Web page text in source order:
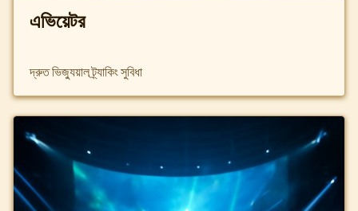
এভিয়েটর
দ্রুত ভিজ্যুয়াল ট্র্যাকিং সুবিধা